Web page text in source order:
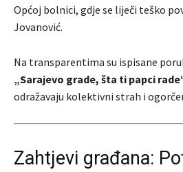
Općoj bolnici, gdje se liječi teško
Jovanović.
Na transparentima su ispisane
„Sarajevo grade, šta ti papci
odražavaju kolektivni strah i
Zahtjevi građana: